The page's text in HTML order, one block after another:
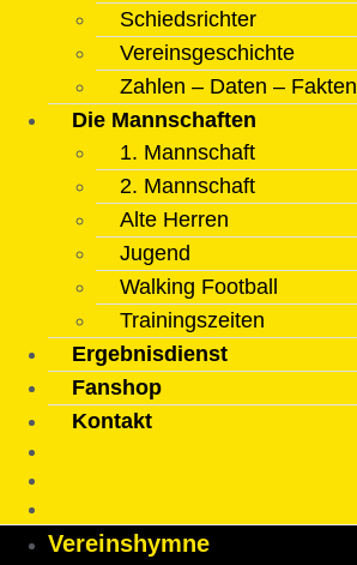
Schiedsrichter
Vereinsgeschichte
Zahlen – Daten – Fakten
Die Mannschaften
1. Mannschaft
2. Mannschaft
Alte Herren
Jugend
Walking Football
Trainingszeiten
Ergebnisdienst
Fanshop
Kontakt
Vereinshymne